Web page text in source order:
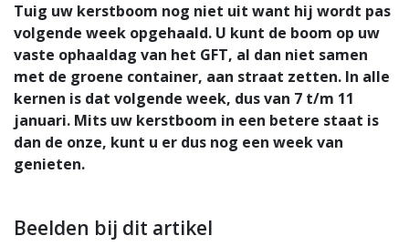
Tuig uw kerstboom nog niet uit want hij wordt pas
volgende week opgehaald. U kunt de boom op uw
vaste ophaaldag van het GFT, al dan niet samen
met de groene container, aan straat zetten. In alle
kernen is dat volgende week, dus van 7 t/m 11
januari. Mits uw kerstboom in een betere staat is
dan de onze, kunt u er dus nog een week van
genieten.
Beelden bij dit artikel